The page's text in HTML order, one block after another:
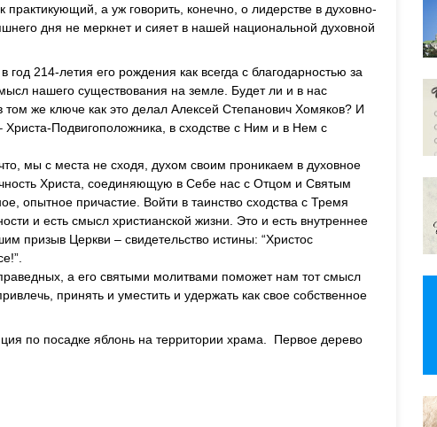
а уж говорить, конечно, о лидерстве в духовно-
дня не меркнет и сияет в нашей национальной духовной
214-летия его рождения как всегда с благодарностью за
нашего существования на земле. Будет ли и в нас
же ключе как это делал Алексей Степанович Хомяков? И
Подвигоположника, в сходстве с Ним и в Нем с
мы с места не сходя, духом своим проникаем в духовное
Христа, соединяющую в Себе нас с Отцом и Святым
опытное причастие. Войти в таинство сходства с Тремя
и есть смысл христианской жизни. Это и есть внутреннее
призыв Церкви – свидетельство истины: “Христос
а его святыми молитвами поможет нам тот смысл
принять и уместить и удержать как свое собственное
по посадке яблонь на территории храма. Первое дерево